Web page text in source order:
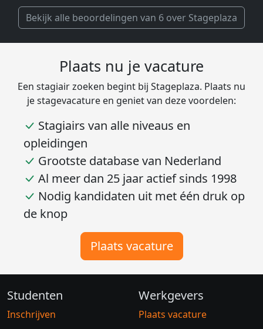
Bekijk alle beoordelingen van 6 over Stageplaza
Plaats nu je vacature
Een stagiair zoeken begint bij Stageplaza. Plaats nu
je stagevacature en geniet van deze voordelen:
Stagiairs van alle niveaus en
opleidingen
Grootste database van Nederland
Al meer dan 25 jaar actief sinds 1998
Nodig kandidaten uit met één druk op
de knop
Plaats vacature
Studenten
Inschrijven
Werkgevers
Plaats vacature